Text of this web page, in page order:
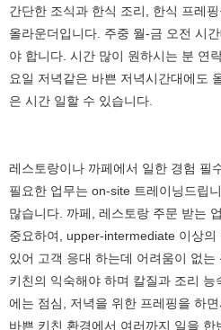
간단한 조식과 한식 조리, 한식 프레
올라운더입니다. 주중 월-금 오전 시
야 합니다. 시간 많이 원하시는 분 연
요일 저녁같은 바쁜 저녁시간대에도
은 시간 일할 수 있습니다.
레스토랑이나 까페에서 일한 경험 필
필요한 업무는 on-site 트레이닝드립
많습니다. 까페, 레스토랑 주문 받는
중요하여, upper-intermediate 이상의
있어 고객 응대 하는데 어려움이 없
키친의 익숙해야 하며 칼질과 조리
에는 점심, 저녁을 위한 프레핑을 하
바쁜 키친 환경에서 여러까지 일을